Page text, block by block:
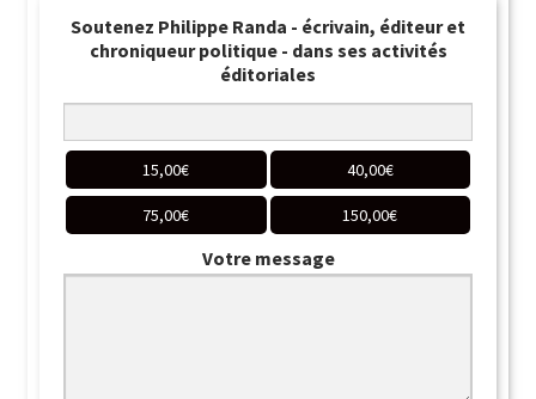
Soutenez Philippe Randa - écrivain, éditeur et
chroniqueur politique - dans ses activités
éditoriales
15,00€ 40,00€
75,00€ 150,00€
Votre message